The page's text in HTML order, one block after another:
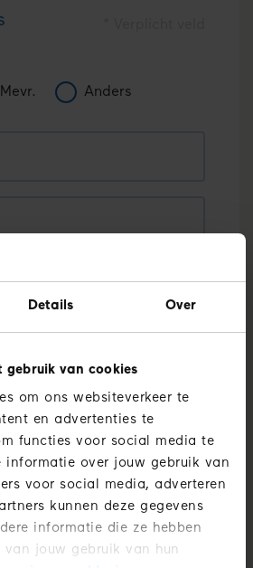
Details Over
gebruik van cookies
om ons websiteverkeer te
en advertenties te
functies voor social media te
informatie over jouw gebruik van
voor social media, adverteren
kunnen deze gegevens
informatie die ze hebben
jouw gebruik van hun
Mevr. Anders
numeric only,